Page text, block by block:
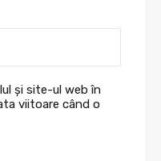
și site-ul web în
viitoare când o